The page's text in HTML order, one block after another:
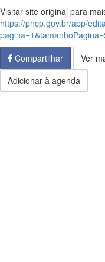
Visitar site original para
https://pncp.gov.br/app/
Compartilhar
Ver
Adicionar à agenda